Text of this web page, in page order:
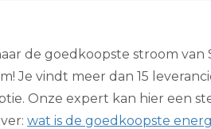
de goedkoopste stroom
Je vindt meer dan 15
Onze expert kan hier een
wat is de goedkoopste